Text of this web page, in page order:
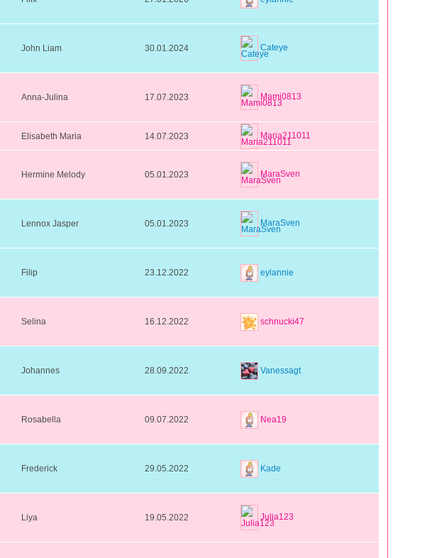
John Liam 30.01.2024 Cateye
Anna-Julina 17.07.2023 Mami0813
Elisabeth Maria 14.07.2023 Maria211011
Hermine Melody 05.01.2023 MaraSven
Lennox Jasper 05.01.2023 MaraSven
Filip 23.12.2022 eylannie
Selina 16.12.2022 schnucki47
Johannes 28.09.2022 Vanessagt
Rosabella 09.07.2022 Nea19
Frederick 29.05.2022 Kade
Liya 19.05.2022 Julia123